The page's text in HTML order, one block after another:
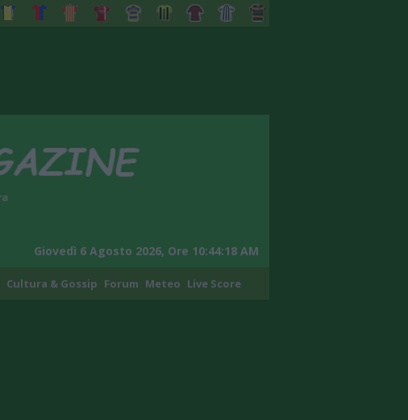
Giovedì 6 Agosto 2026, Ore 10:44:19 AM
Cultura & Gossip Forum Meteo Live Score